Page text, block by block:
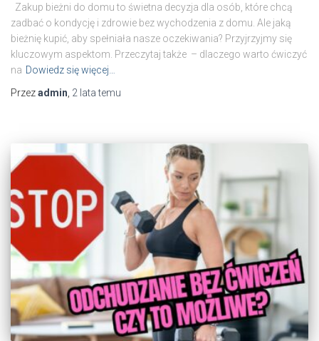
Zakup bieżni do domu to świetna decyzja dla osób, które chcą
zadbać o kondycję i zdrowie bez wychodzenia z domu. Ale jaką
bieżnię kupić, aby spełniała nasze oczekiwania? Przyjrzyjmy się
kluczowym aspektom. Przeczytaj także – dlaczego warto ćwiczyć
na Dowiedz się więcej…
Przezadmin 2 latatemu